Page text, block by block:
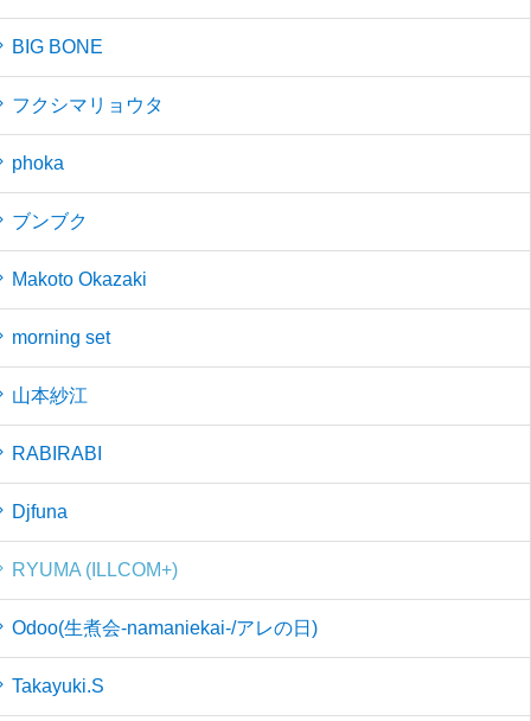
BIG BONE
フクシマリョウタ
phoka
ブンブク
Makoto Okazaki
morning set
山本紗江
RABIRABI
Djfuna
RYUMA (ILLCOM+)
Odoo(生煮会-namaniekai-/アレの日)
Takayuki.S